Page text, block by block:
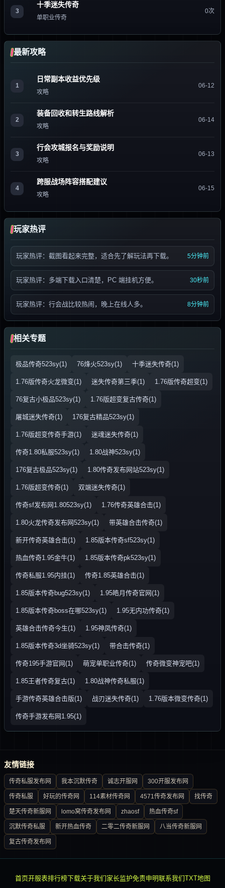
3
十季迷失传奇
单职业传奇
0次
最新攻略
1
日常副本收益优先级
攻略
06-12
2
装备回收和转生路线解析
攻略
06-14
3
行会攻城报名与奖励说明
攻略
06-13
4
跨服战场阵容搭配建议
攻略
06-15
玩家热评
玩家热评：截图看起来完整，适合先了解玩法再下载。 5分钟前
玩家热评：多端下载入口清楚，PC 端挂机方便。 30秒前
玩家热评：行会战比较热闹，晚上在线人多。 8分钟前
相关专题
极品传奇523sy(1) 76烽火523sy(1) 十季迷失传奇(1)
1.76版传奇火龙微变(1) 迷失传奇第三季(1) 1.76版传奇超变(1)
76复古小极品523sy(1) 1.76版超变复古传奇(1)
屠城迷失传奇(1) 176复古精品523sy(1)
1.76版超变传奇手游(1) 迷魂迷失传奇(1)
传奇1.80私服523sy(1) 1.80战神523sy(1)
176复古极品523sy(1) 1.80传奇发布网站523sy(1)
1.76版超变传奇(1) 双端迷失传奇(1)
传奇sf发布网1.80523sy(1) 1.76传奇英雄合击(1)
1.80火龙传奇发布网523sy(1) 带英雄合击传奇(1)
新开传奇英雄合击(1) 1.85版本传奇sf523sy(1)
热血传奇1.95金牛(1) 1.85版本传奇pk523sy(1)
传奇私服1.95内挂(1) 传奇1.85英雄合击(1)
1.85版本传奇bug523sy(1) 1.95皓月传奇官网(1)
1.85版本传奇boss在哪523sy(1) 1.95无内功传奇(1)
英雄合击传奇今生(1) 1.95神凤传奇(1)
1.85版本传奇3d坐骑523sy(1) 带合击传奇(1)
传奇195手游官网(1) 萌宠单职业传奇(1) 传奇微变神宠吧(1)
1.85王者传奇复古(1) 1.80战神传奇私服(1)
手游传奇英雄合击版(1) 战刃迷失传奇(1) 1.76版本微变传奇(1)
传奇手游发布网1.95(1)
友情链接
传奇私服发布网 我本沉默传奇 诚志开服网 300开服发布网
传奇私服 好玩的传奇网 114素材传奇网 4571传奇发布网 找传奇
楚天传奇新服网 lomo窝传奇发布网 zhaosf 热血传奇sf
沉默传奇私服 新开热血传奇 二零二传奇新服网 八当传奇新服网
复古传奇发布网
首页开服表排行榜下载关于我们 家长监护免责申明联系我们TXT地图